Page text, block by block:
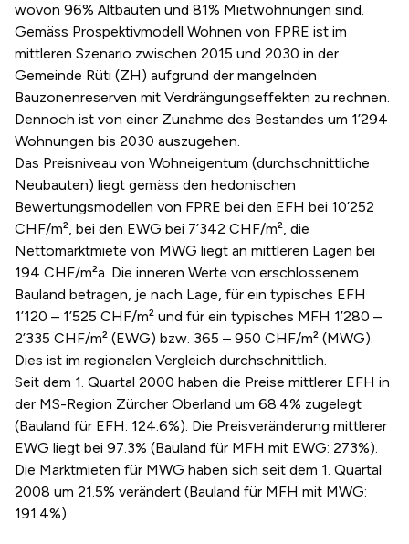
wovon 96% Altbauten und 81% Mietwohnungen sind.
Gemäss Prospektivmodell Wohnen von FPRE ist im
mittleren Szenario zwischen 2015 und 2030 in der
Gemeinde Rüti (ZH) aufgrund der mangelnden
Bauzonenreserven mit Verdrängungseffekten zu rechnen.
Dennoch ist von einer Zunahme des Bestandes um 1’294
Wohnungen bis 2030 auszugehen.
Das Preisniveau von Wohneigentum (durchschnittliche
Neubauten) liegt gemäss den hedonischen
Bewertungsmodellen von FPRE bei den EFH bei 10’252
CHF/m², bei den EWG bei 7’342 CHF/m², die
Nettomarktmiete von MWG liegt an mittleren Lagen bei
194 CHF/m²a. Die inneren Werte von erschlossenem
Bauland betragen, je nach Lage, für ein typisches EFH
1’120 – 1’525 CHF/m² und für ein typisches MFH 1’280 –
2’335 CHF/m² (EWG) bzw. 365 – 950 CHF/m² (MWG).
Dies ist im regionalen Vergleich durchschnittlich.
Seit dem 1. Quartal 2000 haben die Preise mittlerer EFH in
der MS-Region Zürcher Oberland um 68.4% zugelegt
(Bauland für EFH: 124.6%). Die Preisveränderung mittlerer
EWG liegt bei 97.3% (Bauland für MFH mit EWG: 273%).
Die Marktmieten für MWG haben sich seit dem 1. Quartal
2008 um 21.5% verändert (Bauland für MFH mit MWG:
191.4%).